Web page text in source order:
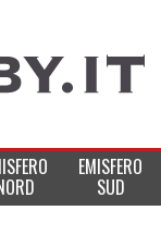
EMISFERO
SUD